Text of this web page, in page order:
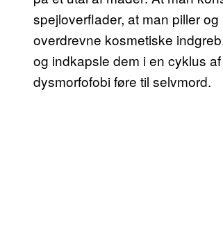
spejloverflader, at man piller
overdrevne kosmetiske
og indkapsle dem i en cyklus
dysmorfofobi føre til selvmord.